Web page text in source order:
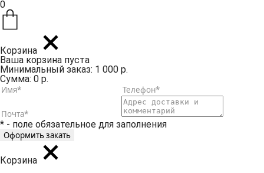
0
Корзина
Ваша корзина пуста
Минимальный заказ: 1 000 р.
Сумма: 0 р.
* - поле обязательное для заполнения
Корзина